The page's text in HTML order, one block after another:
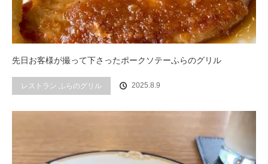
先日お客様が撮って下さったポークソテーふらのグリル
レストラン ふらのグリル 2025.8.9